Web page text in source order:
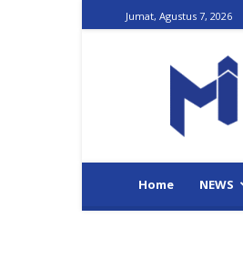
Jumat, Agustus 7, 2026
Home NEWS